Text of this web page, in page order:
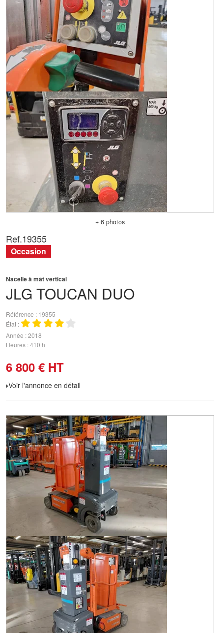
+ 6 photos
JLG TOUCAN DUO
Nacelle à mât vertical
Référence
19355
État
Année 2018
Heures 410 h
6 800 € HT
Voir l'annonce en détail
Ref.19355
Occasion